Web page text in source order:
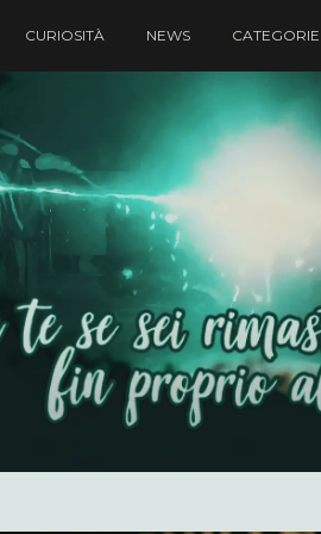
CURIOSITÀ NEWS CATEGORIE
rimasto